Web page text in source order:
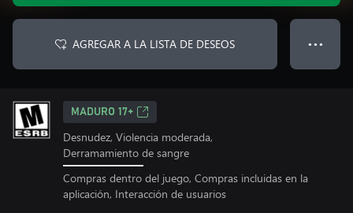
AGREGAR A LA LISTA DE DESEOS ● ● ●
MADURO 17+
Desnudez, Violencia moderada,
Derramamiento de sangre
Compras dentro del juego, Compras incluidas en la
aplicación, Interacción de usuarios